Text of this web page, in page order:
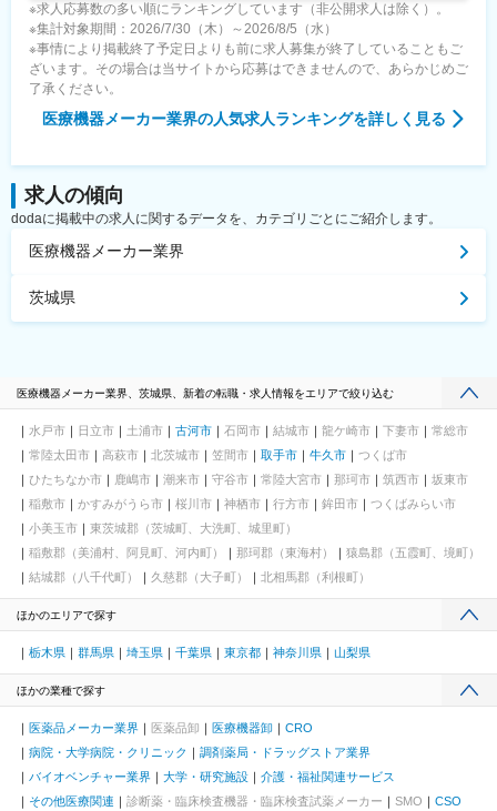
※求人応募数の多い順にランキングしています（非公開求人は除く）。
※集計対象期間：2026/7/30（木）～2026/8/5（水）
※事情により掲載終了予定日よりも前に求人募集が終了していることもご
ざいます。その場合は当サイトから応募はできませんので、あらかじめご
了承ください。
医療機器メーカー業界の人気求人ランキングを詳しく見る
求人の傾向
dodaに掲載中の求人に関するデータを、カテゴリごとにご紹介します。
医療機器メーカー業界
茨城県
医療機器メーカー業界、茨城県、新着の転職・求人情報をエリアで絞り込む
水戸市 日立市 土浦市 古河市 石岡市 結城市 龍ケ崎市 下妻市
常総市
常陸太田市
高萩市 北茨城市 笠間市 取手市 牛久市
つくば市
ひたちなか市
鹿嶋市 潮来市 守谷市 常陸大宮市 那珂市 筑西市
坂東市
稲敷市
かすみがうら市 桜川市 神栖市 行方市 鉾田市
つくばみらい市
小美玉市
東茨城郡（茨城町、大洗町、城里町）
稲敷郡（美浦村、阿見町、河内町）
那珂郡（東海村）
猿島郡（五霞町、境町）
結城郡（八千代町）
久慈郡（大子町） 北相馬郡（利根町）
ほかのエリアで探す
栃木県 群馬県 埼玉県 千葉県 東京都 神奈川県 山梨県
ほかの業種で探す
医薬品メーカー業界 医薬品卸 医療機器卸
CRO
病院・大学病院・クリニック
調剤薬局・ドラッグストア業界
バイオベンチャー業界
大学・研究施設
介護・福祉関連サービス
その他医療関連
診断薬・臨床検査機器・臨床検査試薬メーカー SMO
CSO